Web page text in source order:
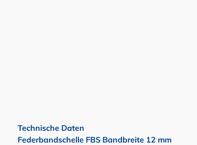
Technische Daten
Federbandschelle FBS Bandbreite 12 mm